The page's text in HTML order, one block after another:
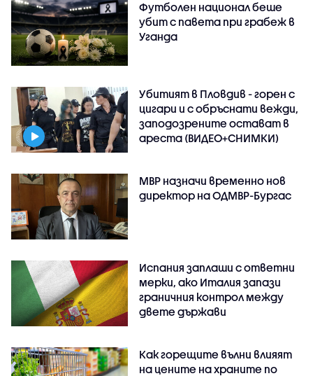
Футболен национал беше
убит с павета при грабеж в
Уганда
Убитият в Пловдив - горен с
цигари и с обръснати вежди,
заподозрените остават в
ареста (ВИДЕО+СНИМКИ)
МВР назначи временно нов
директор на ОДМВР-Бургас
Испания заплаши с ответни
мерки, ако Италия запази
граничния контрол между
двете държави
Как горещите вълни влияят
на цените на храните по